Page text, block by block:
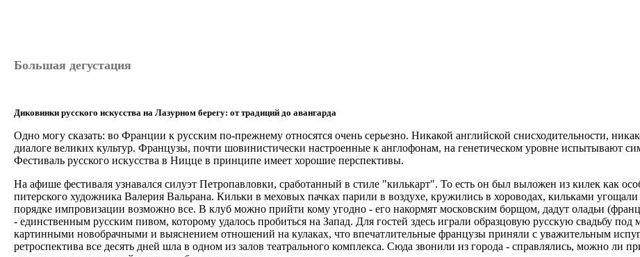
Большая дегустация
Диковинки русского искусства на Лазурном берегу: от традиций до авангарда
Одно могу сказать: во Франции к русским по-прежнему относятся очень серьезно. Никакой английской снисходительности,
диалоге великих культур. Французы, почти шовинистически настроенные к англофонам, на генетическом уровне испытывают
Фестиваль русского искусства в Ницце в принципе имеет хорошие перспективы.
На афише фестиваля узнавался силуэт Петропавловки, сработанный в стиле "килькарт". То есть он был выложен из килек как
питерского художника Валерия Вальрана. Кильки в меховых пачках парили в воздухе, кружились в хороводах, кильками
порядке импровизации возможно все. В клуб можно прийти кому угодно - его накормят московским борщом, дадут оладьи
- единственным русским пивом, которому удалось пробиться на Запад. Для гостей здесь играли образцовую русскую свадьбу
картинными новобрачными и выяснением отношений на кулаках, что впечатлительные французы приняли с уважительным
ретроспектива все десять дней шла в одном из залов театрального комплекса. Сюда звонили из города - справлялись, можно ли